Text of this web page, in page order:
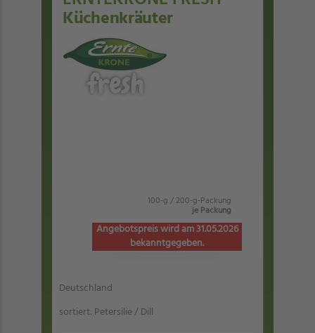
Küchenkräuter
100-g / 200-g-Packung
je Packung
Angebotspreis wird am 31.05.2026
bekanntgegeben.
Deutschland
sortiert: Petersilie / Dill